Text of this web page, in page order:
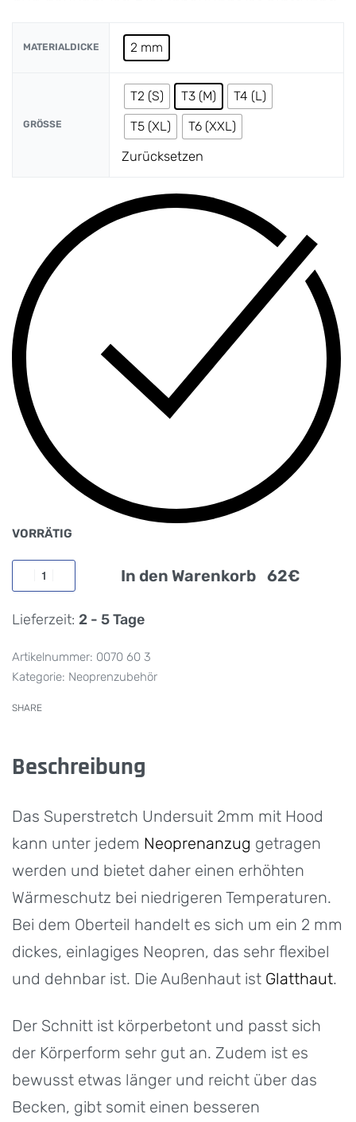
MATERIALDICKE 2 mm
GRÖSSE
T2 (S) T3 (M)
T4 (L)
T5 (XL)
T6 (XXL)
Zurücksetzen
VORRÄTIG
In den Warenkorb
Lieferzeit: 2 - 5 Tage
0070 60 3
Kategorie: Neoprenzubehör
SHARE
Beschreibung
Das Superstretch Undersuit 2mm mit Hood
kann unter jedem Neoprenanzug getragen
werden und bietet daher einen erhöhten
Wärmeschutz bei niedrigeren Temperaturen.
Bei dem Oberteil handelt es sich um ein 2 mm
dickes, einlagiges Neopren, das sehr flexibel
und dehnbar ist. Die Außenhaut ist Glatthaut.
Der Schnitt ist körperbetont und passt sich
der Körperform sehr gut an. Zudem ist es
bewusst etwas länger und reicht über das
Becken, gibt somit einen besseren